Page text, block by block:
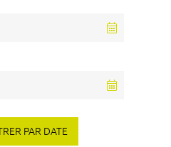
PAR DATE